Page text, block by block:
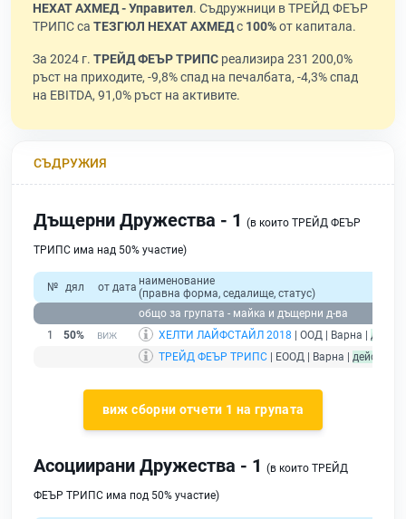
НЕХАТ АХМЕД - Управител. Съдружници в ТРЕЙД ФЕЪР
ТРИПС са ТЕЗГЮЛ НЕХАТ АХМЕДс 100%от капитала.
За 2024 г. ТРЕЙД ФЕЪР ТРИПС реализира 231 200,0%
ръст на приходите, -9,8% спад на печалбата, -4,3% спад
на EBITDA, 91,0% ръст на активите.
СЪДРУЖИЯ
Дъщерни Дружества - 1 (в които ТРЕЙД ФЕЪР
ТРИПС има над 50% участие)
№ дял от дата наименование
(правна форма, седалище, статус)
общо за групата - майка и дъщерни д-ва
1
50% ХЕЛТИ ЛАЙФСТАЙЛ 2018 | ООД | Варна |
ТРЕЙД ФЕЪР ТРИПС | ЕООД | Варна | действащ
виж сборни отчети 1 на групата
Асоциирани Дружества - 1 (в които ТРЕЙД
ФЕЪР ТРИПС има под 50% участие)